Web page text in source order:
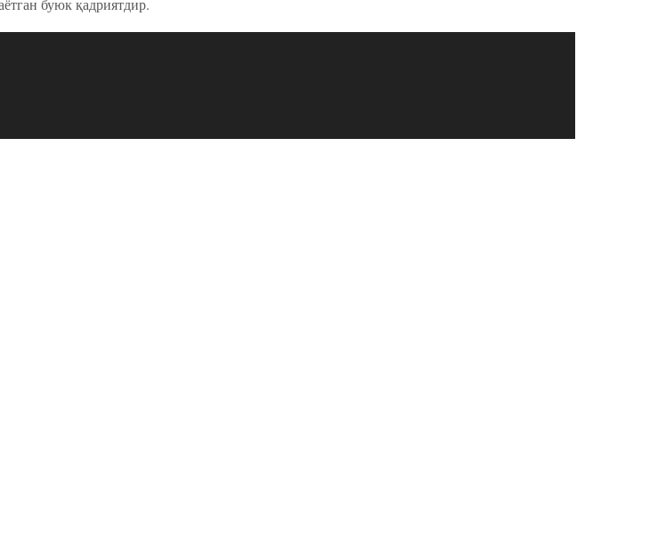
буюк қадриятдир.
тили мақоми берилганига 30 йил тўлди